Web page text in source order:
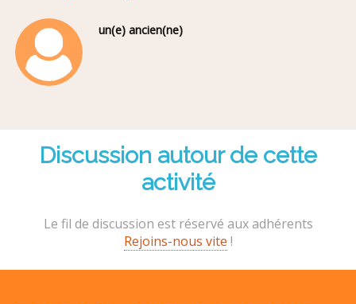
un(e) ancien(ne)
Discussion autour de cette
activité
Le fil de discussion est réservé aux adhérents
Rejoins-nous vite !